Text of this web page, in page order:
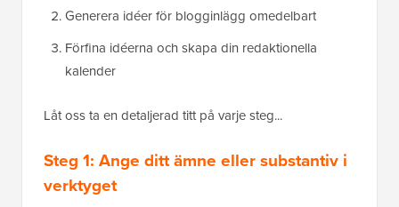
Generera idéer för blogginlägg omedelbart
Förfina idéerna och skapa din redaktionella
kalender
Låt oss ta en detaljerad titt på varje steg...
Steg 1: Ange ditt ämne eller substantiv i
verktyget